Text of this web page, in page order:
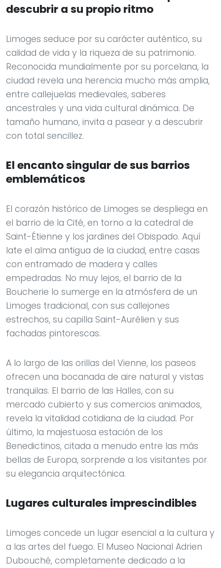
descubrir a su propio ritmo
Limoges seduce por su carácter auténtico, su
calidad de vida y la riqueza de su patrimonio.
Reconocida mundialmente por su porcelana, la
ciudad revela una herencia mucho más amplia,
entre callejuelas medievales, saberes
ancestrales y una vida cultural dinámica. De
tamaño humano, invita a pasear y a descubrir
con total sencillez.
El encanto singular de sus barrios
emblemáticos
El corazón histórico de Limoges se despliega en
el barrio de la Cité, en torno a la catedral de
Saint-Étienne y los jardines del Obispado. Aquí
late el alma antigua de la ciudad, entre casas
con entramado de madera y calles
empedradas. No muy lejos, el barrio de la
Boucherie lo sumerge en la atmósfera de un
Limoges tradicional, con sus callejones
estrechos, su capilla Saint-Aurélien y sus
fachadas pintorescas.
A lo largo de las orillas del Vienne, los paseos
ofrecen una bocanada de aire natural y vistas
tranquilas. El barrio de las Halles, con su
mercado cubierto y sus comercios animados,
revela la vitalidad cotidiana de la ciudad. Por
último, la majestuosa estación de los
Benedictinos, citada a menudo entre las más
bellas de Europa, sorprende a los visitantes por
su elegancia arquitectónica.
Lugares culturales imprescindibles
Limoges concede un lugar esencial a la cultura y
a las artes del fuego. El Museo Nacional Adrien
Dubouché, completamente dedicado a la